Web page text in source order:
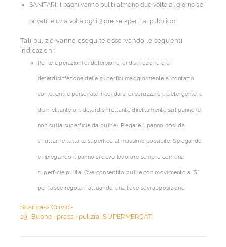
SANITARI: I bagni vanno puliti almeno due volte al giorno se
privati, e una volta ogni 3 ore se aperti al pubblico.
Tali pulizie vanno eseguite osservando le seguenti
indicazioni:
Per le operazioni di detersione, di disinfezione o di
deterdisinfezione delle superfici maggiormente a contatto
con clienti e personale, ricordarsi di spruzzare il detergente, il
disinfettante o il deterdisinfettante direttamente sul panno (e
non sulla superficie da pulire). Piegare il panno così da
sfruttarne tutta la superfice al massimo possibile. Spiegando
e ripiegando il panno si deve lavorare sempre con una
superficie pulita. Ove consentito pulire con movimento a “S”
per fasce regolari, attuando una lieve sovrapposizione.
Scarica-> Covid-
19_Buone_prassi_pulizia_SUPERMERCATI